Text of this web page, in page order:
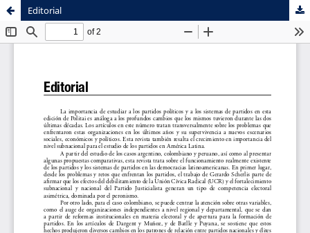
Sistema de
Bibliotecas
Facultad de
Ciencias Sociales
Editorial